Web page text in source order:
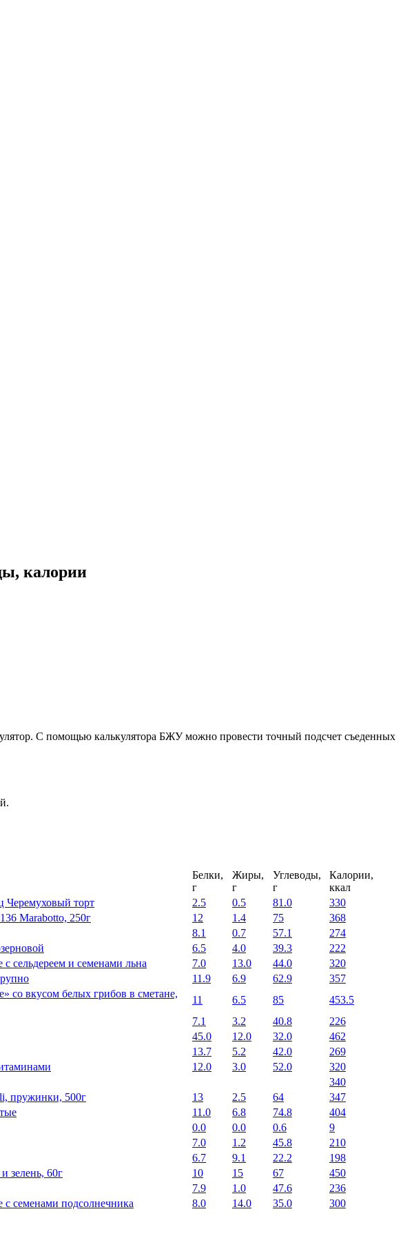
калории
С помощью калькулятора БЖУ можно провести точный подсчет съеденных
Белки,
г
Жиры,
г
Углеводы,
г
Калории,
ккал
Черемуховый торт
2.5 0.5 81.0
330
Marabotto, 250г
12 1.4 75
368
8.1 0.7 57.1
274
6.5 4.0 39.3
222
сельдереем и семенами льна
7.0 13.0 44.0
320
11.9 6.9 62.9
357
со вкусом белых грибов в сметане,
11 6.5 85
453.5
7.1 3.2 40.8
226
45.0 12.0 32.0
462
13.7 5.2 42.0
269
12.0 3.0 52.0
320
340
пружинки, 500г
13 2.5 64
347
11.0 6.8 74.8
404
0.0 0.0 0.6
9
7.0 1.2 45.8
210
6.7 9.1 22.2
198
зелень, 60г
10 15 67
450
7.9 1.0 47.6
236
с семенами подсолнечника
8.0 14.0 35.0 300